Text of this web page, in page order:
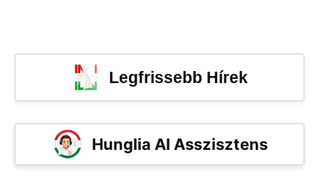
Legfrissebb Hírek
Hunglia AI Asszisztens